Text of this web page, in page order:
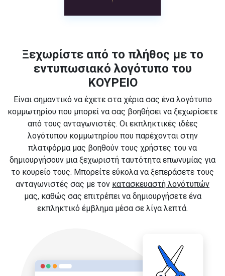
Ξεχωρίστε από το πλήθος με το
εντυπωσιακό λογότυπο του
ΚΟΥΡΕΙΟ
Είναι σημαντικό να έχετε στα χέρια σας ένα λογότυπο
κομμωτηρίου που μπορεί να σας βοηθήσει να ξεχωρίσετε
από τους ανταγωνιστές. Οι εκπληκτικές ιδέες
λογότυπου κομμωτηρίου που παρέχονται στην
πλατφόρμα μας βοηθούν τους χρήστες του να
δημιουργήσουν μια ξεχωριστή ταυτότητα επωνυμίας για
το κουρείο τους. Μπορείτε εύκολα να ξεπεράσετε τους
ανταγωνιστές σας με τον κατασκευαστή λογότυπών
μας, καθώς σας επιτρέπει να δημιουργήσετε ένα
εκπληκτικό έμβλημα μέσα σε λίγα λεπτά.